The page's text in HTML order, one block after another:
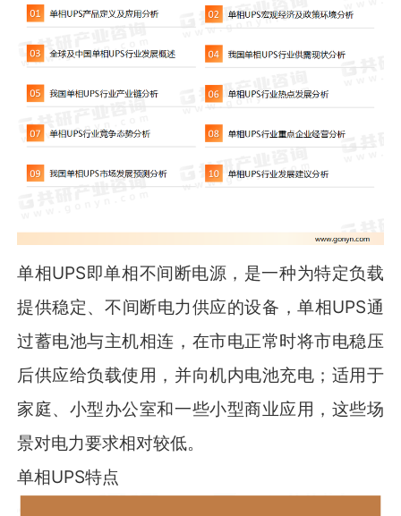
单相UPS即单相不间断电源，是一种为特定负载
提供稳定、不间断电力供应的设备，单相UPS通
过蓄电池与主机相连，在市电正常时将市电稳压
后供应给负载使用，并向机内电池充电；适用于
家庭、小型办公室和一些小型商业应用，这些场
景对电力要求相对较低。
单相UPS特点